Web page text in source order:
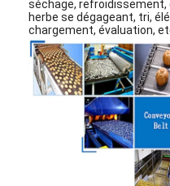
Aperçu
Produits
A propos de nous
Visite d'usine
Contrôle de la qualité
séchage, refroidissement,
herbe se dégageant, tri,
chargement, évaluation,